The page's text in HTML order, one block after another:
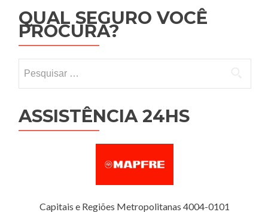
QUAL SEGURO VOCÊ
PROCURA?
ASSISTÊNCIA 24HS
Capitais e Regiões Metropolitanas 4004-0101